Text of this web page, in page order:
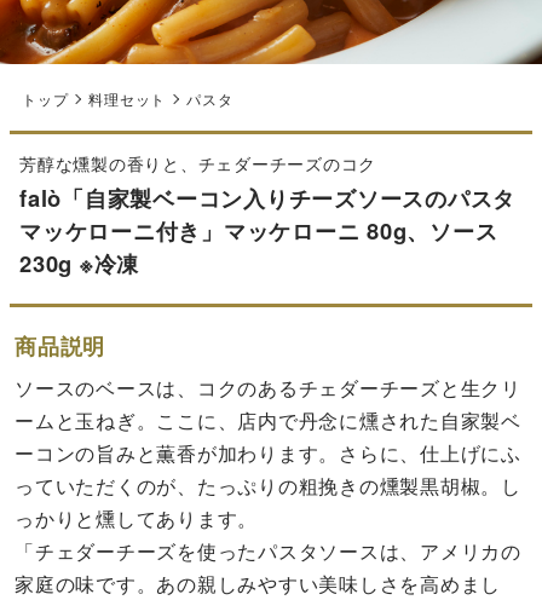
トップ 料理セット パスタ
芳醇な燻製の香りと、チェダーチーズのコク
falò「自家製ベーコン入りチーズソースのパスタ
マッケローニ付き」マッケローニ 80g、ソース
230g ※冷凍
商品説明
ソースのベースは、コクのあるチェダーチーズと生クリ
ームと玉ねぎ。ここに、店内で丹念に燻された自家製ベ
ーコンの旨みと薫香が加わります。さらに、仕上げにふ
っていただくのが、たっぷりの粗挽きの燻製黒胡椒。し
っかりと燻してあります。
「チェダーチーズを使ったパスタソースは、アメリカの
家庭の味です。あの親しみやすい美味しさを高めまし